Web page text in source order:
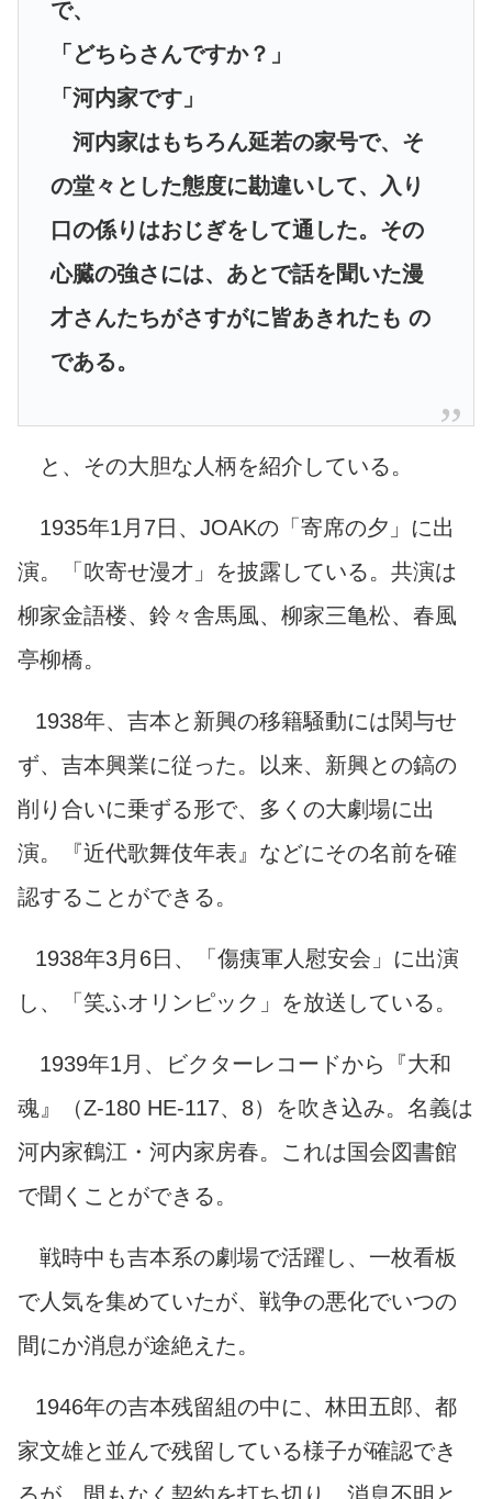
で、
「どちらさんですか？」
「河内家です」
河内家はもちろん延若の家号で、そ
の堂々とした態度に勘違いして、入り
口の係りはおじぎをして通した。その
心臓の強さには、あとで話を聞いた漫
才さんたちがさすがに皆あきれたも の
である。
と、その大胆な人柄を紹介している。
1935年1月7日、JOAKの「寄席の夕」に出
演。「吹寄せ漫才」を披露している。共演は
柳家金語楼、鈴々舎馬風、柳家三亀松、春風
亭柳橋。
1938年、吉本と新興の移籍騒動には関与せ
ず、吉本興業に従った。以来、新興との鎬の
削り合いに乗ずる形で、多くの大劇場に出
演。『近代歌舞伎年表』などにその名前を確
認することができる。
1938年3月6日、「傷痍軍人慰安会」に出演
し、「笑ふオリンピック」を放送している。
1939年1月、ビクターレコードから『大和
魂』（Z-180 HE-117、8）を吹き込み。名義は
河内家鶴江・河内家房春。これは国会図書館
で聞くことができる。
戦時中も吉本系の劇場で活躍し、一枚看板
で人気を集めていたが、戦争の悪化でいつの
間にか消息が途絶えた。
1946年の吉本残留組の中に、林田五郎、都
家文雄と並んで残留している様子が確認でき